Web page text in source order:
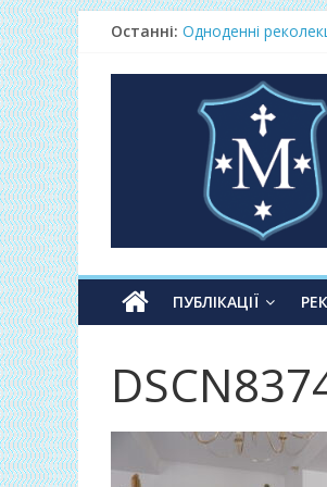
Останні: Одноденні
Lectio Divina –
Нове життя в
Фундамент у
ПУБЛІКАЦІЇ